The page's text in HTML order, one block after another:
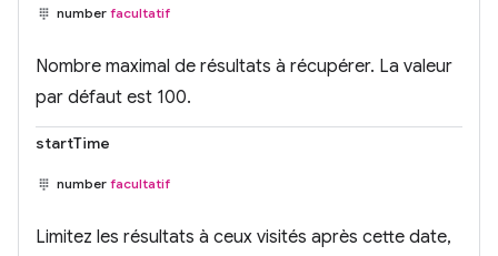
number facultatif
Nombre maximal de résultats à récupérer. La valeur
par défaut est 100.
startTime
number facultatif
Limitez les résultats à ceux visités après cette date,